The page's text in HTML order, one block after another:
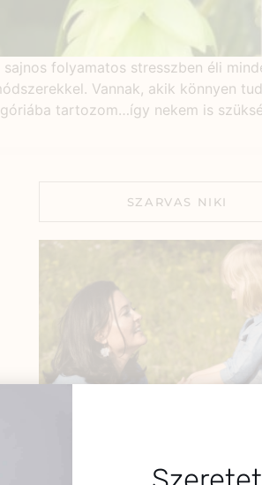
folyamatos stresszben éli
Vannak, akik könnyen
tartozom…így nekem is
SZARVAS NIKI
Sziasztok! Szarvas Niki vagyok, a